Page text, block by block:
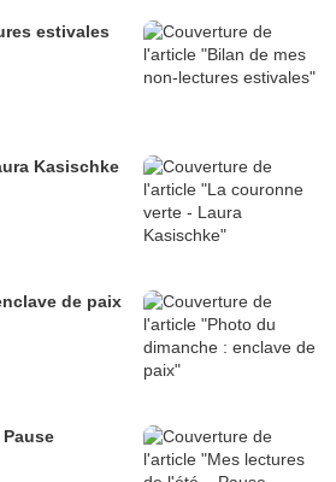
estivales
Kasischke
de paix